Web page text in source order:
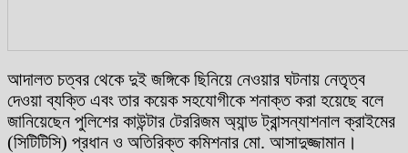
আদালত চত্বর থেকে দুই জঙ্গিকে ছিনিয়ে নেওয়ার ঘটনায় নেতৃত্ব
দেওয়া ব্যক্তি এবং তার কয়েক সহযোগীকে শনাক্ত করা হয়েছে বলে
জানিয়েছেন পুলিশের কাউন্টার টেররিজম অ্যান্ড ট্রান্সন্যাশনাল ক্রাইমের
(সিটিটিসি) প্রধান ও অতিরিক্ত কমিশনার মো. আসাদুজ্জামান।